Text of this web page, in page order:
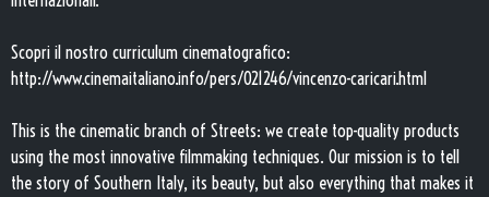
Scopri il nostro curriculum cinematografico:
http://www.cinemaitaliano.info/pers/021246/vincenzo-caricari.html
This is the cinematic branch of Streets: we create top-quality products
using the most innovative filmmaking techniques. Our mission is to tell
the story of Southern Italy, its beauty, but also everything that makes it